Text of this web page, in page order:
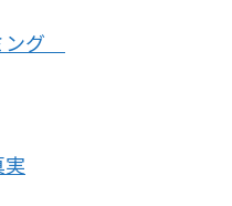
ング
実